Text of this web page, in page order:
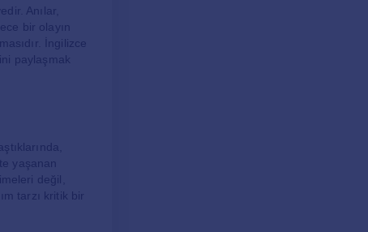
Anılar,
bir olayın
İngilizce
paylaşmak
yaşanan
değil,
tarzı kritik bir